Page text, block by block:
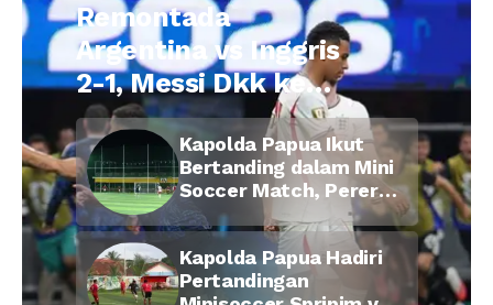
Remontada
Argentina vs Inggris
2-1, Messi Dkk ke
Final Piala Dunia
2026
Kapolda Papua Ikut
Bertanding dalam Mini
Soccer Match, Pererat
Kebersamaan Personel
di Bulan Ramadan
Kapolda Papua Hadiri
Pertandingan